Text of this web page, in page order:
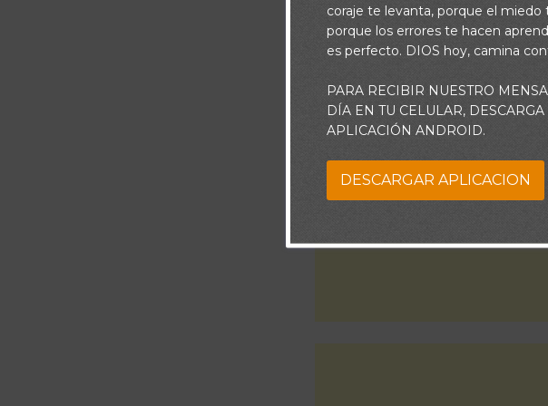
oración con la fe y la confianza de
coraje te levanta, porque el miedo
porque los errores te hacen
es perfecto. DIOS hoy, camina
PARA RECIBIR NUESTRO
DÍA EN TU CELULAR,
APLICACIÓN ANDROID.
DESCARGAR APLICACION